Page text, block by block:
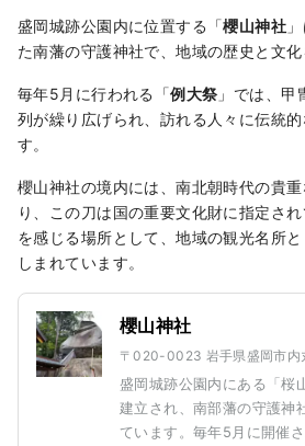
盛岡城跡公園内に位置する「櫻山神社
た南藩の守護神社で、地域の歴史と文化
毎年5月に行われる「例大祭 」では、甲
列が繰り広げられ、訪れる人々に伝統
す。
櫻山神社の境内には、南北朝時代の貴
り、この刀は国の重要文化財に指定さ
を感じる場所として、地域の観光名所
しまれています。
櫻山神社
〒020-0023 岩手県盛岡市内
盛岡城跡公園内にある「桜
建立され、南部藩の守護神
ています。毎年5月に開催